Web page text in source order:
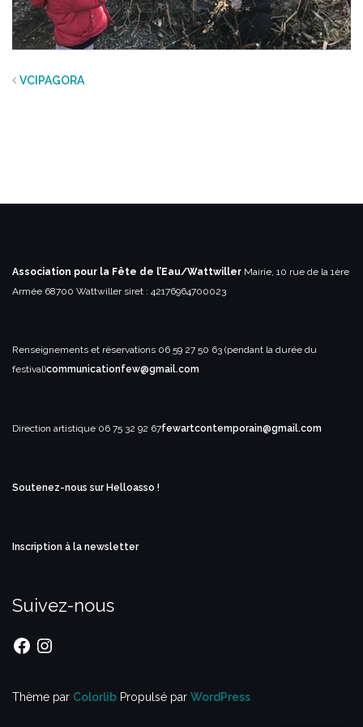
VCIPAGORA
Association pour la Fête de l’Eau/Wattwiller Mairie, 10 rue de la 1ère
Armée 68700 Wattwillersiret : 42176964700023
Renseignements et réservations 06 59 27 50 63 (pendant la durée du
festival)communicationfew@gmail.com
Direction artistique 06 75 32 92 67fewartcontemporain@gmail.com
Soutenez-nous sur Helloasso !
Inscription à la newsletter
Suivez-nous
FacebookInstagram
Thème par Colorlib Propulsé par WordPress